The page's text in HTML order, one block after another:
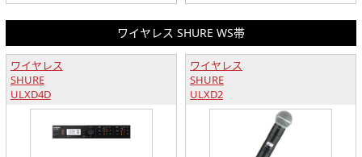
ワイヤレス SHURE WS帯
ワイヤレス
SHURE
ULXD4D
ワイヤレス
SHURE
ULXD2